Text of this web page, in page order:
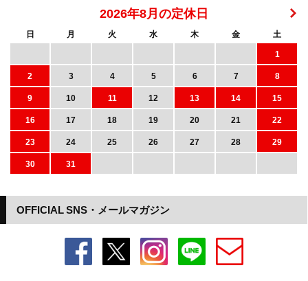
OFFICIAL SNS・メールマガジン
2026年8月の定休日
日 月 火 水 木 金
土
1
2
3 4 5 6 7
8
9
10 11 12 13 14
15
16
17 18 19 20 21
22
23
24 25 26 27 28
29
30
31